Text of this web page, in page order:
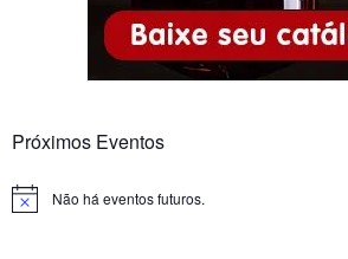
Próximos Eventos
Notice Não há eventos futuros.